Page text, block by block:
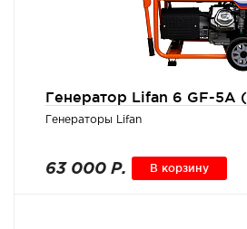
Генератор Lifan 6 GF-5A
Генераторы Lifan
63 000 Р. В корзину